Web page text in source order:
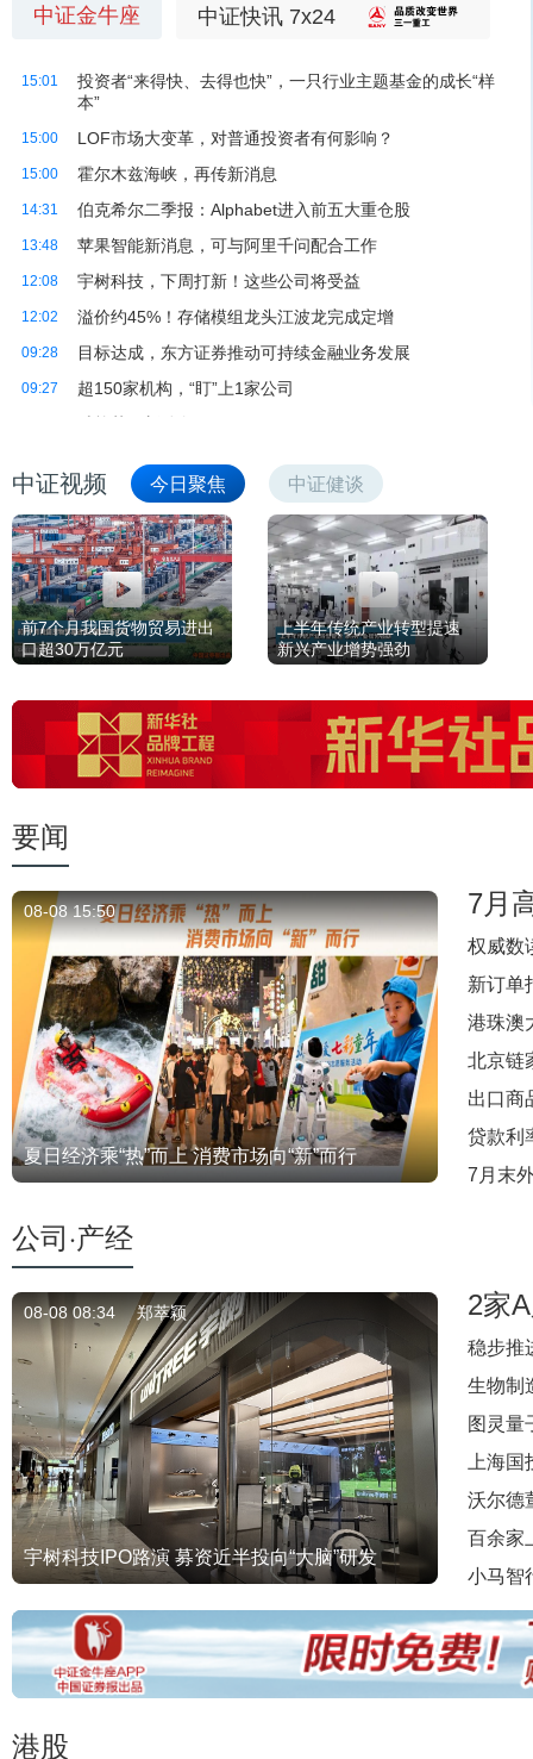
中证金牛座 中证快讯 7x24
中证视频 今日聚焦 中证健谈
前7个月我国货物贸易进出
口超30万亿元
上半年传统产业转型提速
新兴产业增势强劲
要闻
08-08 15:50
夏日经济乘“热”而上 消费市场向“新”而行
7月
权威数
新订单
港珠澳
北京链
出口商
贷款利
7月末
公司·产经
08-08 08:34 郑萃颖
宇树科技IPO路演 募资近半投向“大脑”研发
2家
稳步推
生物制
图灵量
上海
沃尔德
百余家
小马智
港股